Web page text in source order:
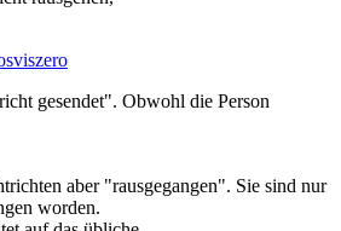
gesendet". Obwohl die Person
aber "rausgegangen". Sie sind nur
worden.